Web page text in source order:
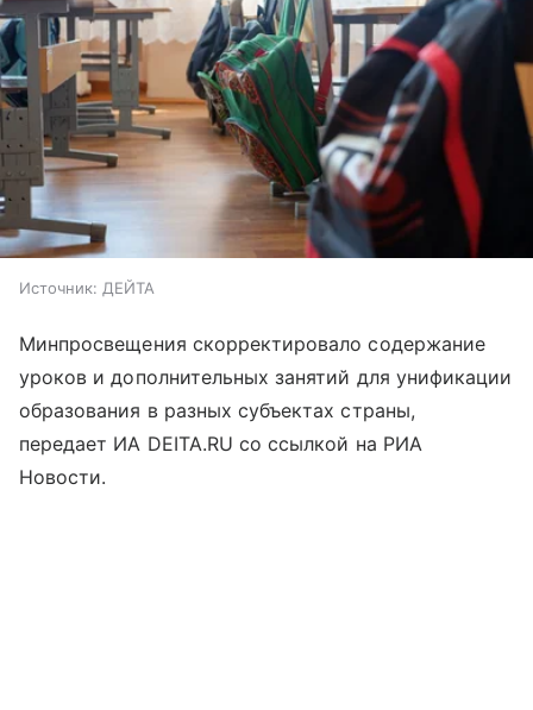
Источник: ДЕЙТА
Минпросвещения скорректировало содержание
уроков и дополнительных занятий для унификации
образования в разных субъектах страны,
передает ИА DEITA.RU со ссылкой на РИА
Новости.